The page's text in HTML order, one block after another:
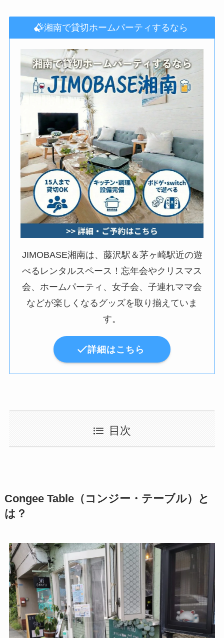
湘南で貸切ホームパーティするなら
JIMOBASE湘南は、藤沢駅＆茅ヶ崎駅近の遊
べるレンタルスペース！忘年会やクリスマス
会、ホームパーティ、女子会、子連れママ会
などが楽しくなるグッズを取り揃えていま
す。
詳細はこちら
目次
Congee Table（コンジー・テーブル）と
は？